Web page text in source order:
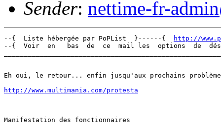
Sender: nettime-fr-
--{  Liste hébergée par PoPList  }------{
http://
--{  Voir  en   bas  de  ce  mail les  options  de
Eh oui, le retour... enfin jusqu'aux prochains
http://www.multimania.com/protesta
Manifestation des fonctionnaires